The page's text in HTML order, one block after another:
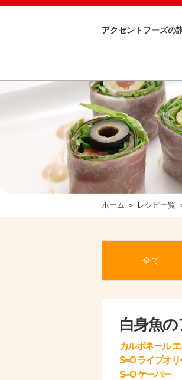
アクセントフーズの
ホーム レシピ一覧
全て
白身魚
カルボネール
S=O ライプオ
S=O ケーパー